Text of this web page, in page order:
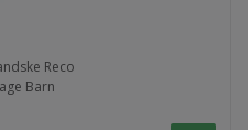
Reco
Barn